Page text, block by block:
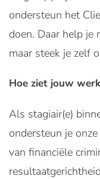
ondersteun het
doen. Daar help je
maar steek je zelf
Hoe ziet jouw
Als stagiair(e)
ondersteun je
van financiële